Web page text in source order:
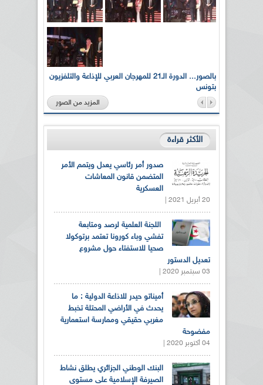
بالصور... الدورة الـ21 للمهرجان العربي للإذاعة والتلفزيون
بتونس
المزيد من الصور
الأكثر قراءة
صدور أمر رئاسي يعدل ويتمم الأمر
المتضمن قانون المعاشات
العسكرية
20 أبريل 2021 |
اللجنة العلمية لرصد ومتابعة
تفشي وباء كورونا تعتمد برتوكولا
صحيا للاستفتاء حول مشروع
تعديل الدستور
03 سبتمبر 2020 |
أميناتو حيدر للاذاعة الدولية : ما
يحدث في الأراضي المحتلة تخبط
مغربي حقيقي وممارسة استعمارية
مفضوحة
04 أكتوبر 2020 |
البنك الوطني الجزائري يطلق نشاط
الصيرفة الإسلامية على مستوى